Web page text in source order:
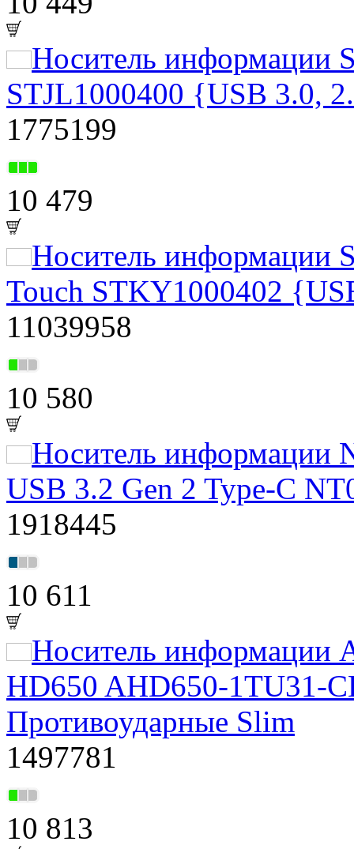
Носитель информации
STJL1000400 {USB 3.0,
1775199
10 479
Носитель информации
Touch STKY1000402
11039958
10 580
Носитель информации
USB 3.2 Gen 2 Type-C
1918445
10 611
Носитель информации
HD650 AHD650-1TU31-
Противоударные Slim
1497781
10 813